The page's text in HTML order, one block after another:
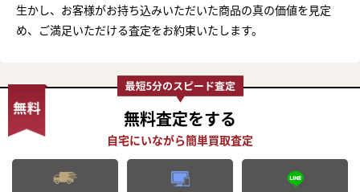
生かし、お客様がお持ち込みいただいた商品の真の価値を見定
め、ご満足いただける査定をお約束いたします。
無料査定をする